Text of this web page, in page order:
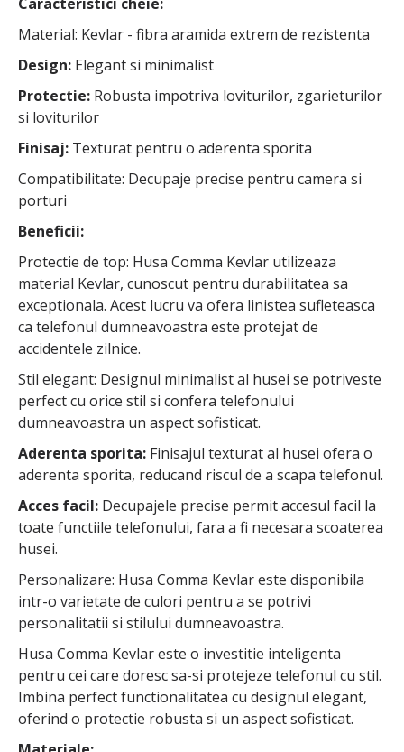
Material: Kevlar - fibra aramida extrem de rezistenta
Design: Elegant si minimalist
Protectie: Robusta impotriva loviturilor, zgarieturilor
si loviturilor
Finisaj: Texturat pentru o aderenta sporita
Compatibilitate: Decupaje precise pentru camera si
porturi
Beneficii:
Protectie de top: Husa Comma Kevlar utilizeaza
material Kevlar, cunoscut pentru durabilitatea sa
exceptionala. Acest lucru va ofera linistea sufleteasca
ca telefonul dumneavoastra este protejat de
accidentele zilnice.
Stil elegant: Designul minimalist al husei se potriveste
perfect cu orice stil si confera telefonului
dumneavoastra un aspect sofisticat.
Aderenta sporita: Finisajul texturat al husei ofera o
aderenta sporita, reducand riscul de a scapa telefonul.
Acces facil: Decupajele precise permit accesul facil la
toate functiile telefonului, fara a fi necesara scoaterea
husei.
Personalizare: Husa Comma Kevlar este disponibila
intr-o varietate de culori pentru a se potrivi
personalitatii si stilului dumneavoastra.
Husa Comma Kevlar este o investitie inteligenta
pentru cei care doresc sa-si protejeze telefonul cu stil.
Imbina perfect functionalitatea cu designul elegant,
oferind o protectie robusta si un aspect sofisticat.